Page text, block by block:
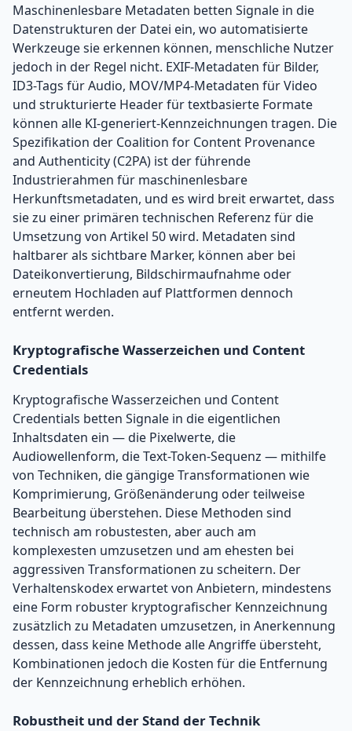
Maschinenlesbare Metadaten betten Signale in die
Datenstrukturen der Datei ein, wo automatisierte
Werkzeuge sie erkennen können, menschliche Nutzer
jedoch in der Regel nicht. EXIF-Metadaten für Bilder,
ID3-Tags für Audio, MOV/MP4-Metadaten für Video
und strukturierte Header für textbasierte Formate
können alle KI-generiert-Kennzeichnungen tragen. Die
Spezifikation der Coalition for Content Provenance
and Authenticity (C2PA) ist der führende
Industrierahmen für maschinenlesbare
Herkunftsmetadaten, und es wird breit erwartet, dass
sie zu einer primären technischen Referenz für die
Umsetzung von Artikel 50 wird. Metadaten sind
haltbarer als sichtbare Marker, können aber bei
Dateikonvertierung, Bildschirmaufnahme oder
erneutem Hochladen auf Plattformen dennoch
entfernt werden.
Kryptografische Wasserzeichen und Content
Credentials
Kryptografische Wasserzeichen und Content
Credentials betten Signale in die eigentlichen
Inhaltsdaten ein — die Pixelwerte, die
Audiowellenform, die Text-Token-Sequenz — mithilfe
von Techniken, die gängige Transformationen wie
Komprimierung, Größenänderung oder teilweise
Bearbeitung überstehen. Diese Methoden sind
technisch am robustesten, aber auch am
komplexesten umzusetzen und am ehesten bei
aggressiven Transformationen zu scheitern. Der
Verhaltenskodex erwartet von Anbietern, mindestens
eine Form robuster kryptografischer Kennzeichnung
zusätzlich zu Metadaten umzusetzen, in Anerkennung
dessen, dass keine Methode alle Angriffe übersteht,
Kombinationen jedoch die Kosten für die Entfernung
der Kennzeichnung erheblich erhöhen.
Robustheit und der Stand der Technik